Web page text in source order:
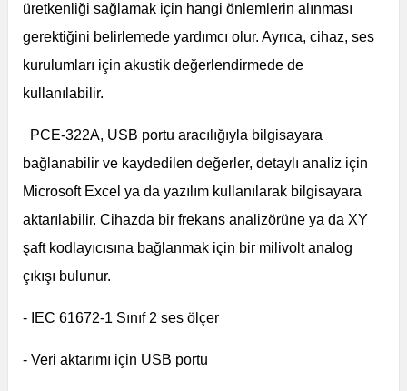
üretkenliği sağlamak için hangi önlemlerin alınması
gerektiğini belirlemede yardımcı olur. Ayrıca, cihaz, ses
kurulumları için akustik değerlendirmede de
kullanılabilir.
PCE-322A, USB portu aracılığıyla bilgisayara
bağlanabilir ve kaydedilen değerler, detaylı analiz için
Microsoft Excel ya da yazılım kullanılarak bilgisayara
aktarılabilir. Cihazda bir frekans analizörüne ya da XY
şaft kodlayıcısına bağlanmak için bir milivolt analog
çıkışı bulunur.
- IEC 61672-1 Sınıf 2 ses ölçer
- Veri aktarımı için USB portu